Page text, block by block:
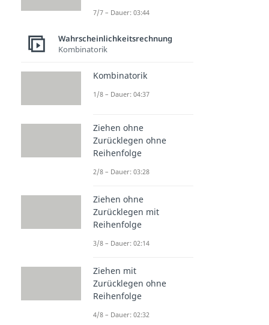
7/7 – Dauer: 03:44
Wahrscheinlichkeitsrechnung
Kombinatorik
Kombinatorik
1/8 – Dauer: 04:37
Ziehen ohne
Zurücklegen ohne
Reihenfolge
2/8 – Dauer: 03:28
Ziehen ohne
Zurücklegen mit
Reihenfolge
3/8 – Dauer: 02:14
Ziehen mit
Zurücklegen ohne
Reihenfolge
4/8 – Dauer: 02:32